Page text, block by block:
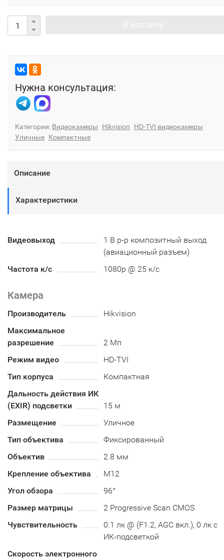
Нужна консультация:
Категории: Видеокамеры Hikvision
HD-TVI видеокамеры
Уличные Компактные
Описание
Характеристики
Видеовыход
1 В p-p композитный выход
(авиационный разъем)
Частота к/с
1080p @ 25 к/с
Камера
Производитель
Hikvision
Максимальное
разрешение
2 Мп
Режим видео
HD-TVI
Тип корпуса
Компактная
Дальность действия ИК
(EXIR) подсветки
15 м
Размещение
Уличное
Тип объектива
Фиксированный
Объектив
2.8 мм
Крепление объектива
М12
Угол обзора
96°
Размер матрицы
2 Progressive Scan CMOS
Чувствительность
0.1 лк @ (F1.2, AGC вкл.), 0 лк с
ИК-подсветкой
Скорость электронного